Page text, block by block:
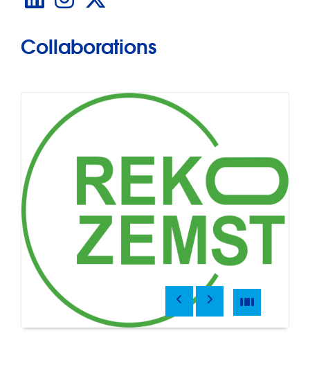
Collaborations
PrécédentSuivantPause
Pause